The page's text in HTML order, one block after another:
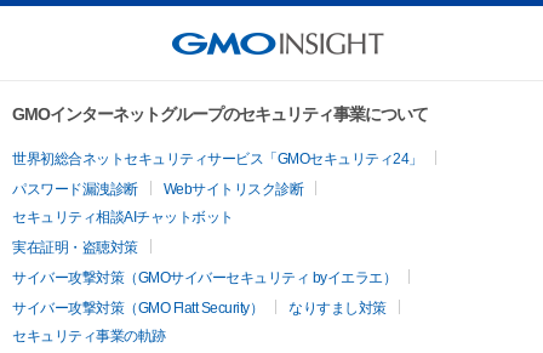
GMOインターネットグループのセキュリティ事業について
世界初総合ネットセキュリティサービス「GMOセキュリティ24」
パスワード漏洩診断
Webサイトリスク診断
セキュリティ相談AIチャットボット
実在証明・盗聴対策
サイバー攻撃対策（GMOサイバーセキュリティ byイエラエ）
サイバー攻撃対策（GMO Flatt Security）
なりすまし対策
セキュリティ事業の軌跡